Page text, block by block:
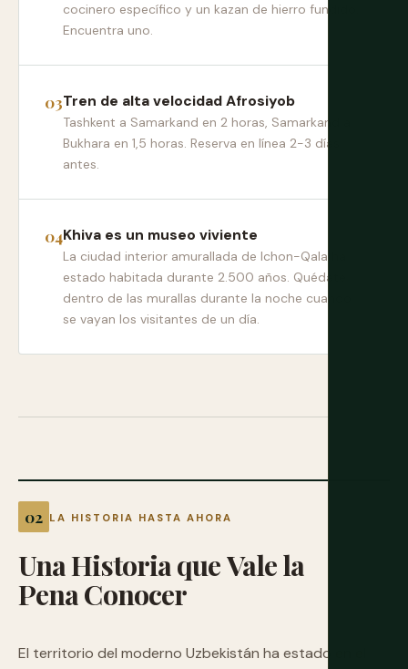
cocinero específico y un kazan de hierro fundido.
Encuentra uno.
Tren de alta velocidad Afrosiyob
Tashkent a Samarkand en 2 horas, Samarkand a
Bukhara en 1,5 horas. Reserva en línea 2-3 días
antes.
Khiva es un museo viviente
La ciudad interior amurallada de Ichon-Qala ha
estado habitada durante 2.500 años. Quédate
dentro de las murallas durante la noche cuando
se vayan los visitantes de un día.
LA HISTORIA HASTA AHORA
UnaHistoriaqueValela
PenaConocer
El territorio del moderno Uzbekistán ha estado en el